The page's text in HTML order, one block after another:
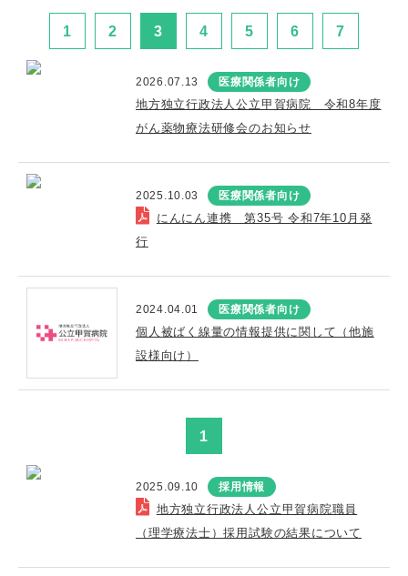
1 2 3 4 5 6 7
2026.07.13 医療関係者向け
地方独立行政法人公立甲賀病院 令和8年度
がん薬物療法研修会のお知らせ
2025.10.03 医療関係者向け
にんにん連携 第35号 令和7年10月発
行
2024.04.01 医療関係者向け
個人被ばく線量の情報提供に関して（他施
設様向け）
1
2025.09.10 採用情報
地方独立行政法人公立甲賀病院職員
（理学療法士）採用試験の結果について